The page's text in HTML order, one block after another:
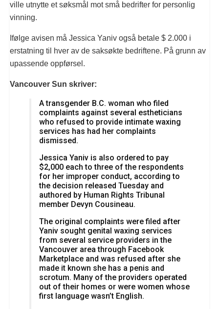
ville utnytte et søksmål mot små bedrifter for personlig
vinning.
Ifølge avisen må Jessica Yaniv også betale $ 2.000 i
erstatning til hver av de saksøkte bedriftene. På grunn av
upassende oppførsel.
Vancouver Sun skriver:
A transgender B.C. woman who filed
complaints against several estheticians
who refused to provide intimate waxing
services has had her complaints
dismissed.
Jessica Yaniv is also ordered to pay
$2,000 each to three of the respondents
for her improper conduct, according to
the decision released Tuesday and
authored by Human Rights Tribunal
member Devyn Cousineau.
The original complaints were filed after
Yaniv sought genital waxing services
from several service providers in the
Vancouver area through Facebook
Marketplace and was refused after she
made it known she has a penis and
scrotum. Many of the providers operated
out of their homes or were women whose
first language wasn’t English.